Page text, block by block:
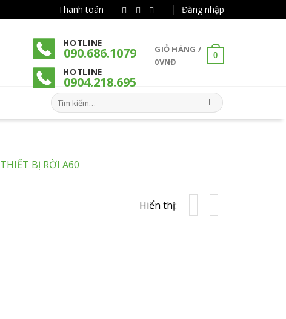
Thanh toán Đăng nhập
HOTLINE
090.686.1079
HOTLINE
0904.218.695
GIỎ HÀNG /
0VNĐ
0
Tìm
kiếm:
THIẾT BỊ RỜI A60
Hiển thị: